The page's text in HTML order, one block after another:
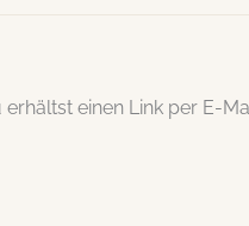
einen Link per E-